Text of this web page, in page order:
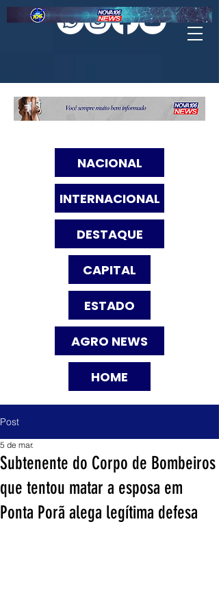
NACIONAL
INTERNACIONAL
DESTAQUE
CAPITAL
ESTADO
AGRO NEWS
HOME
Post
Subtenente do Corpo de Bombeiros
que tentou matar a esposa em
Ponta Porã alega legítima defesa
5 de mar.